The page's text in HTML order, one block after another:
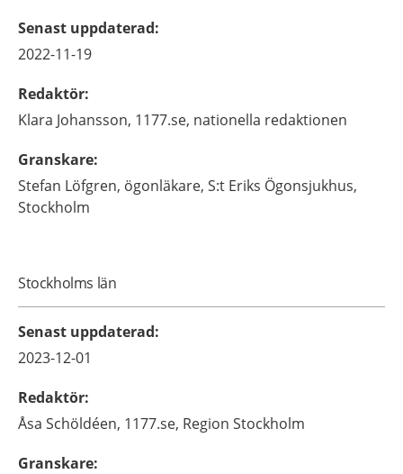
Senast uppdaterad:
2022-11-19
Redaktör:
Klara Johansson, 1177.se, nationella redaktionen
Granskare:
Stefan Löfgren, ögonläkare, S:t Eriks Ögonsjukhus,
Stockholm
Stockholms län
Senast uppdaterad:
2023-12-01
Redaktör:
Åsa Schöldéen, 1177.se, Region Stockholm
Granskare: